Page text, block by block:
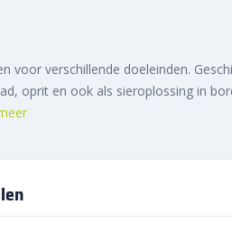
voor verschillende doeleinden.
oprit en ook als sieroplossing in